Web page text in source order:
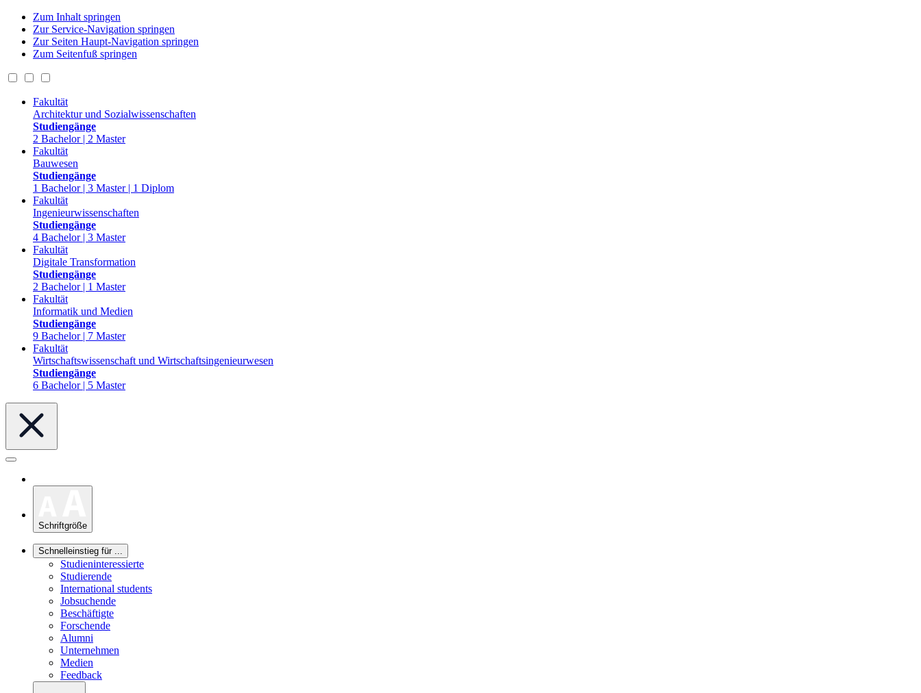
Zum Inhalt springen
Zur Service-Navigation springen
Zur Seiten Haupt-Navigation springen
Zum Seitenfuß springen
Fakultät
Architektur und Sozialwissenschaften
Studiengänge
2 Bachelor | 2 Master
Fakultät
Bauwesen
Studiengänge
1 Bachelor | 3 Master | 1 Diplom
Fakultät
Ingenieurwissenschaften
Studiengänge
4 Bachelor | 3 Master
Fakultät
Digitale Transformation
Studiengänge
2 Bachelor | 1 Master
Fakultät
Informatik und Medien
Studiengänge
9 Bachelor | 7 Master
Fakultät
Wirtschaftswissenschaft und Wirtschaftsingenieurwesen
Studiengänge
6 Bachelor | 5 Master
Schriftgröße
Schnelleinstieg für ...
Studieninteressierte
Studierende
International students
Jobsuchende
Beschäftigte
Forschende
Alumni
Unternehmen
Medien
Feedback